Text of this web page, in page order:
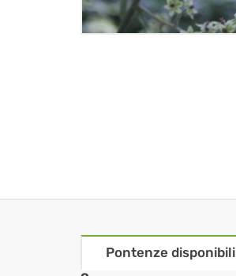
Pontenze disponibili